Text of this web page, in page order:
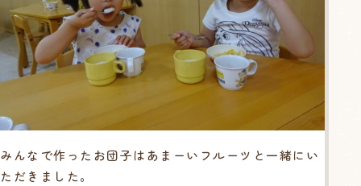
みんなで作ったお団子はあまーいフルーツと一緒にい
ただきました。